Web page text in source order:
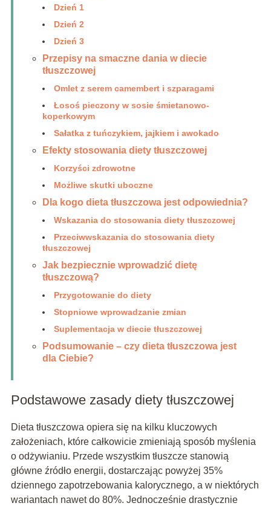
Dzień 1
Dzień 2
Dzień 3
Przepisy na smaczne dania w diecie
tłuszczowej
Omlet z serem camembert i szparagami
Łosoś pieczony w sosie śmietanowo-
koperkowym
Sałatka z tuńczykiem, jajkiem i awokado
Efekty stosowania diety tłuszczowej
Korzyści zdrowotne
Możliwe skutki uboczne
Dla kogo dieta tłuszczowa jest odpowiednia?
Wskazania do stosowania diety tłuszczowej
Przeciwwskazania do stosowania diety
tłuszczowej
Jak bezpiecznie wprowadzić dietę
tłuszczową?
Przygotowanie do diety
Stopniowe wprowadzanie zmian
Suplementacja w diecie tłuszczowej
Podsumowanie – czy dieta tłuszczowa jest
dla Ciebie?
Podstawowe zasady diety tłuszczowej
Dieta tłuszczowa opiera się na kilku kluczowych
założeniach, które całkowicie zmieniają sposób myślenia
o odżywianiu. Przede wszystkim tłuszcze stanowią
główne źródło energii, dostarczając powyżej 35%
dziennego zapotrzebowania kalorycznego, a w niektórych
wariantach nawet do 80%. Jednocześnie drastycznie